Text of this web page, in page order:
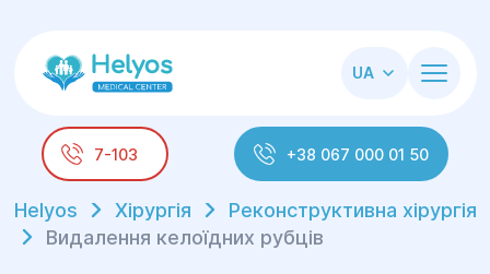
UA
7-103 +38 067 000 01 50
Helyos Хірургія
Реконструктивна хірургія
Видалення келоїдних рубців